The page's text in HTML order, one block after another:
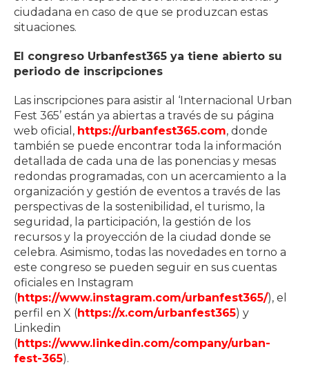
ciudadana en caso de que se produzcan estas
situaciones.
El congreso Urbanfest365 ya tiene abierto su
periodo de inscripciones
Las inscripciones para asistir al ‘Internacional Urban
Fest 365’ están ya abiertas a través de su página
web oficial, https://urbanfest365.com, donde
también se puede encontrar toda la información
detallada de cada una de las ponencias y mesas
redondas programadas, con un acercamiento a la
organización y gestión de eventos a través de las
perspectivas de la sostenibilidad, el turismo, la
seguridad, la participación, la gestión de los
recursos y la proyección de la ciudad donde se
celebra. Asimismo, todas las novedades en torno a
este congreso se pueden seguir en sus cuentas
oficiales en Instagram
(https://www.instagram.com/urbanfest365/), el
perfil en X (https://x.com/urbanfest365) y
Linkedin
(https://www.linkedin.com/company/urban-
fest-365).